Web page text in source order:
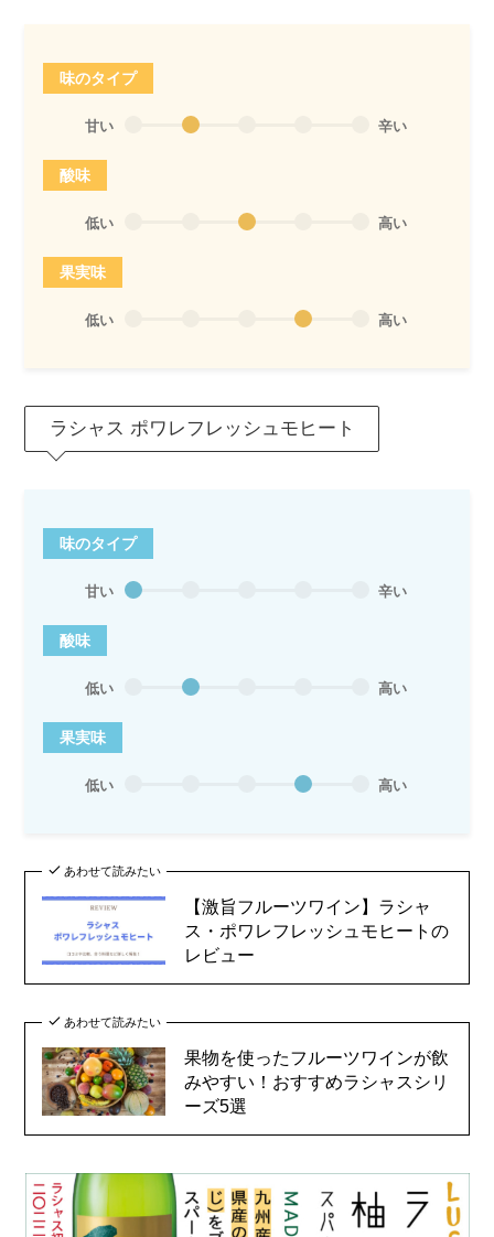
味のタイプ
甘い 辛い
酸味
低い 高い
果実味
低い 高い
ラシャス ポワレフレッシュモヒート
味のタイプ
甘い 辛い
酸味
低い 高い
果実味
低い 高い
あわせて読みたい
【激旨フルーツワイン】ラシャ
ス・ポワレフレッシュモヒートの
レビュー
あわせて読みたい
果物を使ったフルーツワインが飲
みやすい！おすすめラシャスシリ
ーズ5選